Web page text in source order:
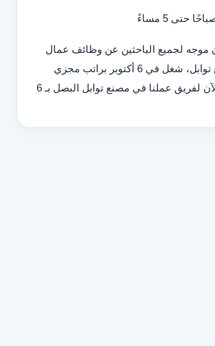
موجه لجميع الباحثين عن وظائف عمال
إنتاج، وظائف مصانع توابل، شغل في 6 أكتوبر براتب مجزي
انضم الآن لفريق عملنا في مصنع توابل البصل بـ 6